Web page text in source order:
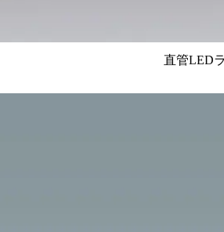
直管LED